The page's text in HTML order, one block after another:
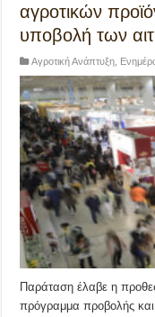
αγροτικών
υποβολή των
Αγροτική Ανάπτυξη
Παράταση έλαβε η
πρόγραμμα προβολής